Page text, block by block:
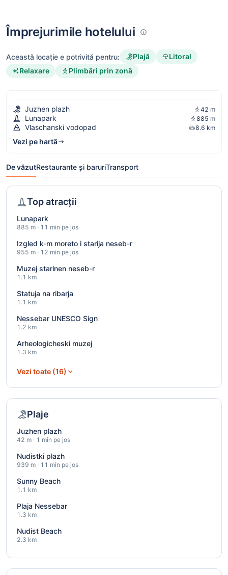
Împrejurimile hotelului
Această locație e potrivită pentru: Plajă
Litoral
Relaxare
Plimbări prin zonă
Juzhen plazh 42 m
Lunapark 885 m
Vlaschanski vodopad 8.6 km
Vezi pe hartă
De văzutRestaurante și baruriTransport
Top atracții
Lunapark
885 m · 11 min pe jos
Izgled k-m moreto i starija neseb-r
955 m · 12 min pe jos
Muzej starinen neseb-r
1.1 km
Statuja na ribarja
1.1 km
Nessebar UNESCO Sign
1.2 km
Arheologicheski muzej
1.3 km
Vezi toate (16)
Plaje
Juzhen plazh
42 m · 1 min pe jos
Nudistki plazh
939 m · 11 min pe jos
Sunny Beach
1.1 km
Plaja Nessebar
1.3 km
Nudist Beach
2.3 km